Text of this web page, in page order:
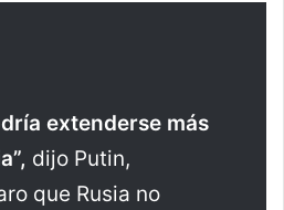
extenderse más
dijo Putin,
que Rusia no